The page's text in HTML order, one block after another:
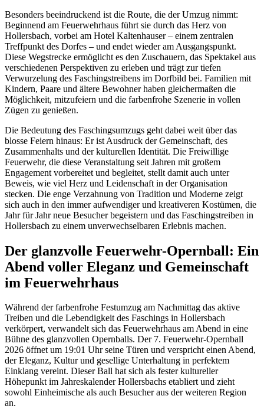
Besonders beeindruckend ist die Route, die der Umzug nimmt:
Beginnend am Feuerwehrhaus führt sie durch das Herz von
Hollersbach, vorbei am Hotel Kaltenhauser – einem zentralen
Treffpunkt des Dorfes – und endet wieder am Ausgangspunkt.
Diese Wegstrecke ermöglicht es den Zuschauern, das Spektakel aus
verschiedenen Perspektiven zu erleben und trägt zur tiefen
Verwurzelung des Faschingstreibens im Dorfbild bei. Familien mit
Kindern, Paare und ältere Bewohner haben gleichermaßen die
Möglichkeit, mitzufeiern und die farbenfrohe Szenerie in vollen
Zügen zu genießen.
Die Bedeutung des Faschingsumzugs geht dabei weit über das
blosse Feiern hinaus: Er ist Ausdruck der Gemeinschaft, des
Zusammenhalts und der kulturellen Identität. Die Freiwillige
Feuerwehr, die diese Veranstaltung seit Jahren mit großem
Engagement vorbereitet und begleitet, stellt damit auch unter
Beweis, wie viel Herz und Leidenschaft in der Organisation
stecken. Die enge Verzahnung von Tradition und Moderne zeigt
sich auch in den immer aufwendiger und kreativeren Kostümen, die
Jahr für Jahr neue Besucher begeistern und das Faschingstreiben in
Hollersbach zu einem unverwechselbaren Erlebnis machen.
Der glanzvolle Feuerwehr-Opernball: Ein
Abend voller Eleganz und Gemeinschaft
im Feuerwehrhaus
Während der farbenfrohe Festumzug am Nachmittag das aktive
Treiben und die Lebendigkeit des Faschings in Hollersbach
verkörpert, verwandelt sich das Feuerwehrhaus am Abend in eine
Bühne des glanzvollen Opernballs. Der 7. Feuerwehr-Opernball
2026 öffnet um 19:01 Uhr seine Türen und verspricht einen Abend,
der Eleganz, Kultur und gesellige Unterhaltung in perfektem
Einklang vereint. Dieser Ball hat sich als fester kultureller
Höhepunkt im Jahreskalender Hollersbachs etabliert und zieht
sowohl Einheimische als auch Besucher aus der weiteren Region
an.